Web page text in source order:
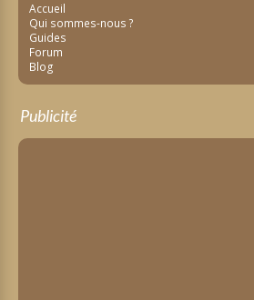
Accueil
Qui sommes-nous ?
Guides
Forum
Blog
Publicité